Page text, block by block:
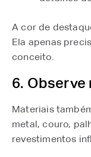
A cor de
Ela apenas
conceito.
6. Observe
Materiais
metal, couro,
revestimentos